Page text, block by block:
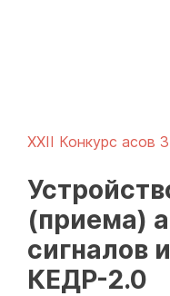
XXII Конкурс асов
(приема)
сигналов
КЕДР-2.0